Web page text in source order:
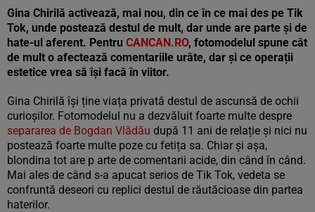
Gina Chirilă activează, mai nou, din ce în ce mai des pe Tik
Tok, unde postează destul de mult, dar unde are parte și de
hate-ul aferent. Pentru CANCAN.RO, fotomodelul spune cât
de mult o afectează comentariile urâte, dar și ce operații
estetice vrea să își facă în viitor.
Gina Chirilă își ține viața privată destul de ascunsă de ochii
curioșilor. Fotomodelul nu a dezvăluit foarte multe despre
separarea de Bogdan Vlădău după 11 ani de relație și nici nu
postează foarte multe poze cu fetița sa. Chiar și așa,
blondina tot are p arte de comentarii acide, din când în când.
Mai ales de când s-a apucat serios de Tik Tok, vedeta se
confruntă deseori cu replici destul de răutăcioase din partea
haterilor.